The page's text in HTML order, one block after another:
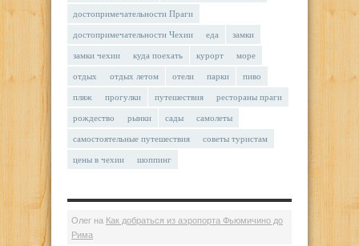
достопримечательности Праги
достопримечательности Чехии еда замки
замки чехии куда поехать курорт море
отдых отдых летом отели парки пиво
пляж прогулки путешествия рестораны праги
рождество рынки сады самолеты
самостоятельные путешествия советы туристам
цены в чехии шоппинг
Олег на Как добраться из аэропорта Фьюмичино до
Рима